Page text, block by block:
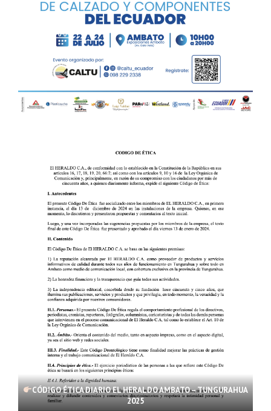
CÓDIGO ÉTICA DIARIO EL HERALDO AMBATO – TUNGURAHUA
2025